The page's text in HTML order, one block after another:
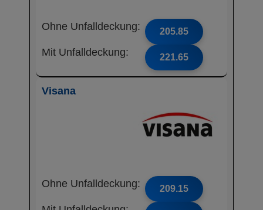
Ohne Unfalldeckung: 205.85
Mit Unfalldeckung: 221.65
Visana
Ohne Unfalldeckung: 209.15